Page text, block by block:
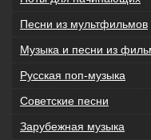
Песни из мультфильмов
Музыка и песни из
Русская поп-музыка
Советские песни
Зарубежная музыка